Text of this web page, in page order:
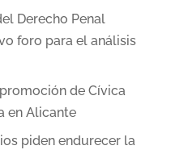
Derecho Penal
foro para el análisis
de Cívica
en Alicante
piden endurecer la